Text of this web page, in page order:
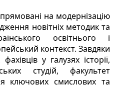
на модернізацію
новітніх методик та
освітнього і
контекст. Завдяки
у галузях історії,
студій, факультет
ключових смислових та